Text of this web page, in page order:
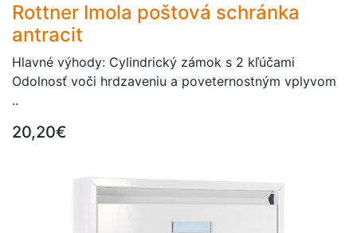
Rottner Imola poštová schránka
antracit
Hlavné výhody: Cylindrický zámok s 2 kľúčami
Odolnosť voči hrdzaveniu a poveternostným vplyvom
..
20,20€